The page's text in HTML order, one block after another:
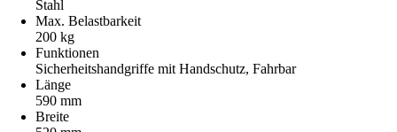
Stahl
Max. Belastbarkeit
200 kg
Funktionen
Sicherheitshandgriffe mit Handschutz, Fahrbar
Länge
590 mm
Breite